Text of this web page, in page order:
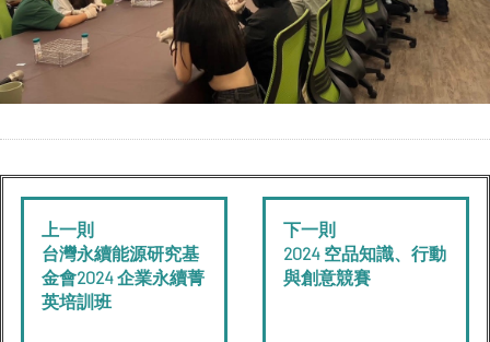
上一則
台灣永續能源研究基
金會2024 企業永續菁
英培訓班
下一則
2024 空品知識、行動
與創意競賽